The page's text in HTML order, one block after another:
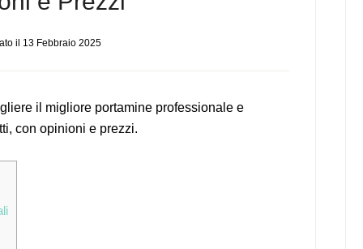
il 13 Febbraio 2025
il migliore portamine professionale e
con opinioni e prezzi.